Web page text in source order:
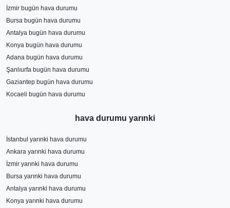
İzmir bugün hava durumu
Bursa bugün hava durumu
Antalya bugün hava durumu
Konya bugün hava durumu
Adana bugün hava durumu
Şanlıurfa bugün hava durumu
Gaziantep bugün hava durumu
Kocaeli bugün hava durumu
hava durumu yarınki
İstanbul yarınki hava durumu
Ankara yarınki hava durumu
İzmir yarınki hava durumu
Bursa yarınki hava durumu
Antalya yarınki hava durumu
Konya yarınki hava durumu